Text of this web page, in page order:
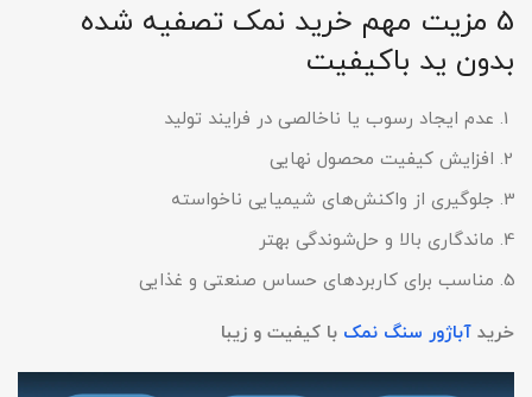
5 مزیت مهم خرید نمک تصفیه شده
بدون ید باکیفیت
عدم ایجاد رسوب یا ناخالصی در فرایند تولید
افزایش کیفیت محصول نهایی
جلوگیری از واکنش‌های شیمیایی ناخواسته
ماندگاری بالا و حل‌شوندگی بهتر
مناسب برای کاربردهای حساس صنعتی و غذایی
خرید آباژور سنگ نمک با کیفیت و زیبا